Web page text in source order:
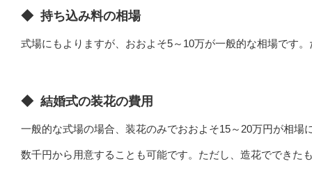
◆ 持ち込み料の相場
式場にもよりますが、おおよそ5～10万が一般的な相場です
◆ 結婚式の装花の費用
一般的な式場の場合、装花のみでおおよそ15～20万円が相
数千円から用意することも可能です。ただし、造花でできた